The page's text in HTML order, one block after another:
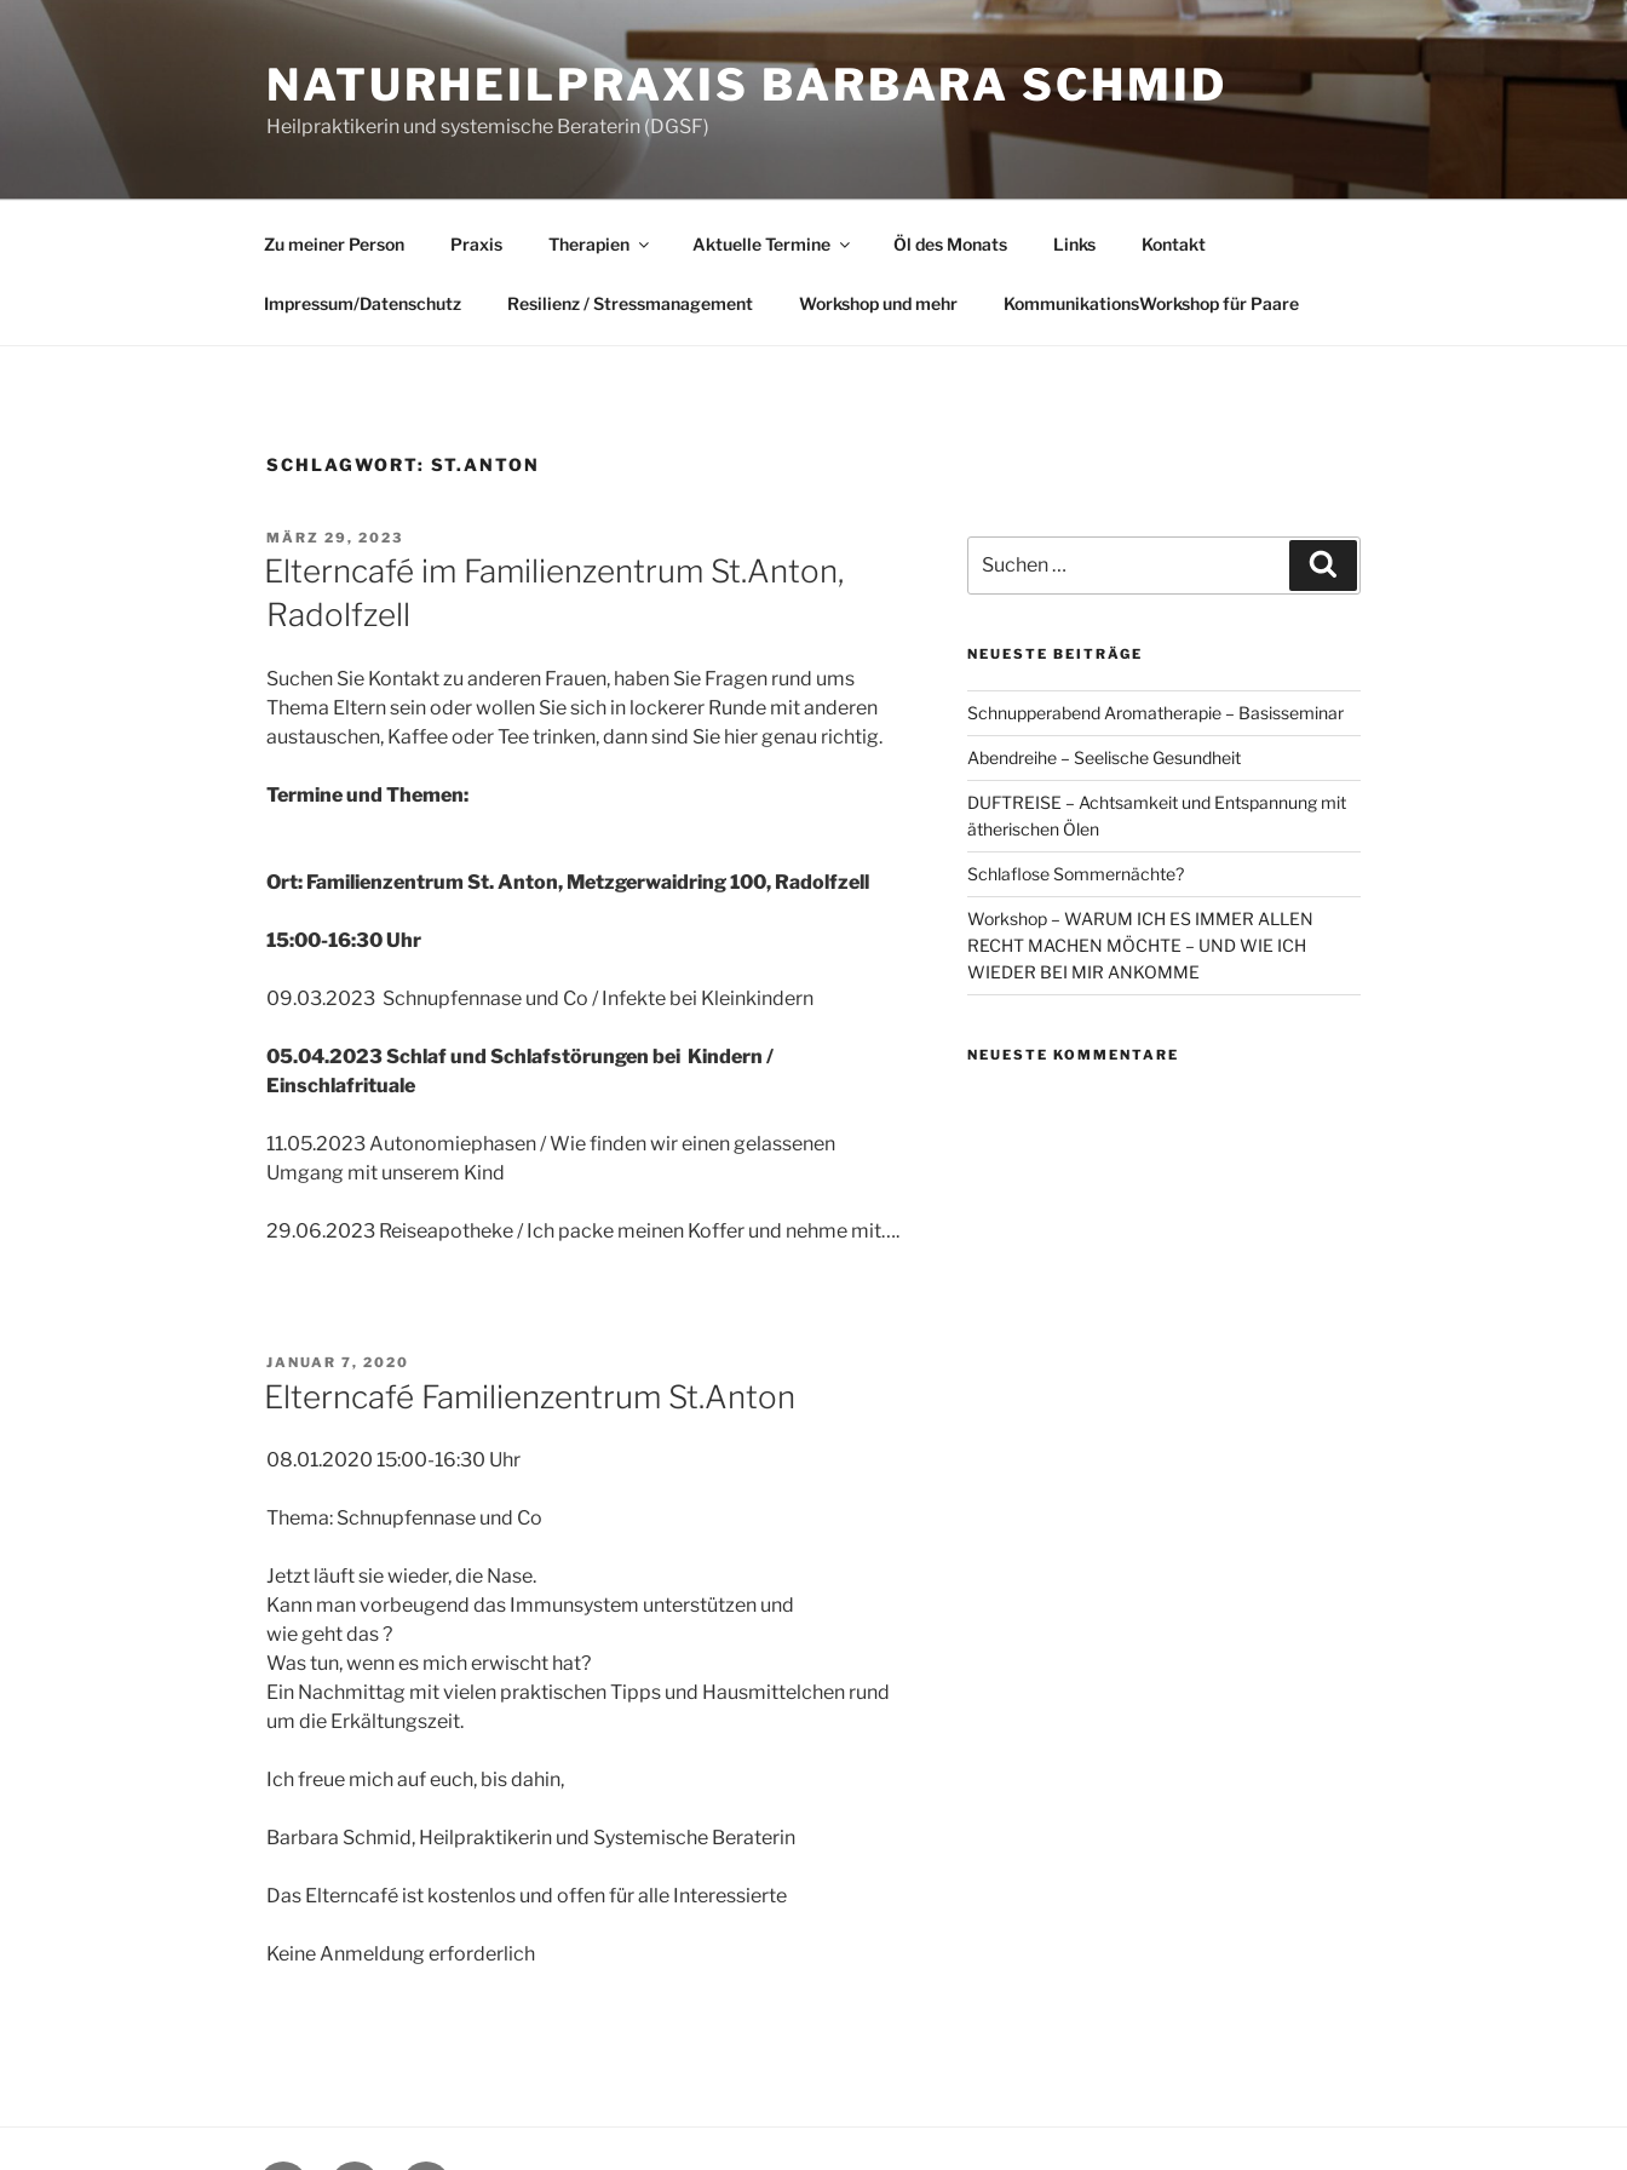
springen
NATURHEILPRAXIS BARBARA SCHMID
Heilpraktikerin und systemische Beraterin (DGSF)
Zu meiner Person Praxis Therapien Aktuelle Termine Öl des Monats Links Kontakt
Impressum/Datenschutz Resilienz / Stressmanagement Workshop und mehr KommunikationsWorkshop für Paare
SCHLAGWORT: ST.ANTON
VERÖFFENTLICHT
AM
MÄRZ 29, 2023
Elterncafé im Familienzentrum St.Anton,
Radolfzell
Suchen Sie Kontakt zu anderen Frauen, haben Sie Fragen rund ums
Thema Eltern sein oder wollen Sie sich in lockerer Runde mit anderen
austauschen, Kaffee oder Tee trinken, dann sind Sie hier genau richtig.
Termine und Themen:
Ort: Familienzentrum St. Anton, Metzgerwaidring 100, Radolfzell
15:00-16:30 Uhr
09.03.2023 Schnupfennase und Co / Infekte bei Kleinkindern
05.04.2023 Schlaf und Schlafstörungen bei Kindern /
Einschlafrituale
11.05.2023 Autonomiephasen / Wie finden wir einen gelassenen
Umgang mit unserem Kind
29.06.2023 Reiseapotheke / Ich packe meinen Koffer und nehme mit….
VERÖFFENTLICHT
JANUAR 7, 2020
Elterncafé Familienzentrum St.Anton
08.01.2020 15:00-16:30 Uhr
Thema: Schnupfennase und Co
Jetzt läuft sie wieder, die Nase.
Kann man vorbeugend das Immunsystem unterstützen und
wie geht das ?
Was tun, wenn es mich erwischt hat?
Ein Nachmittag mit vielen praktischen Tipps und Hausmittelchen rund
um die Erkältungszeit.
Ich freue mich auf euch, bis dahin,
Barbara Schmid, Heilpraktikerin und Systemische Beraterin
Das Elterncafé ist kostenlos und offen für alle Interessierte
Keine Anmeldung erforderlich
nach:
NEUESTE BEITRÄGE
Schnupperabend Aromatherapie – Basisseminar
Abendreihe – Seelische Gesundheit
DUFTREISE – Achtsamkeit und Entspannung mit
ätherischen Ölen
Schlaflose Sommernächte?
Workshop – WARUM ICH ES IMMER ALLEN
RECHT MACHEN MÖCHTE – UND WIE ICH
WIEDER BEI MIR ANKOMME
NEUESTE KOMMENTARE